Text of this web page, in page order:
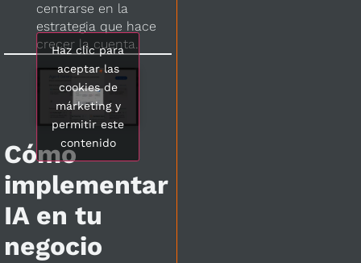
centrarse en la
estrategia que hace
crecer la cuenta.
Haz clic para
aceptar las
cookies de
márketing y
permitir este
contenido
Cómo
implementar
IA en tu
negocio